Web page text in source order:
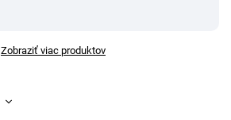
Zobraziť viac produktov